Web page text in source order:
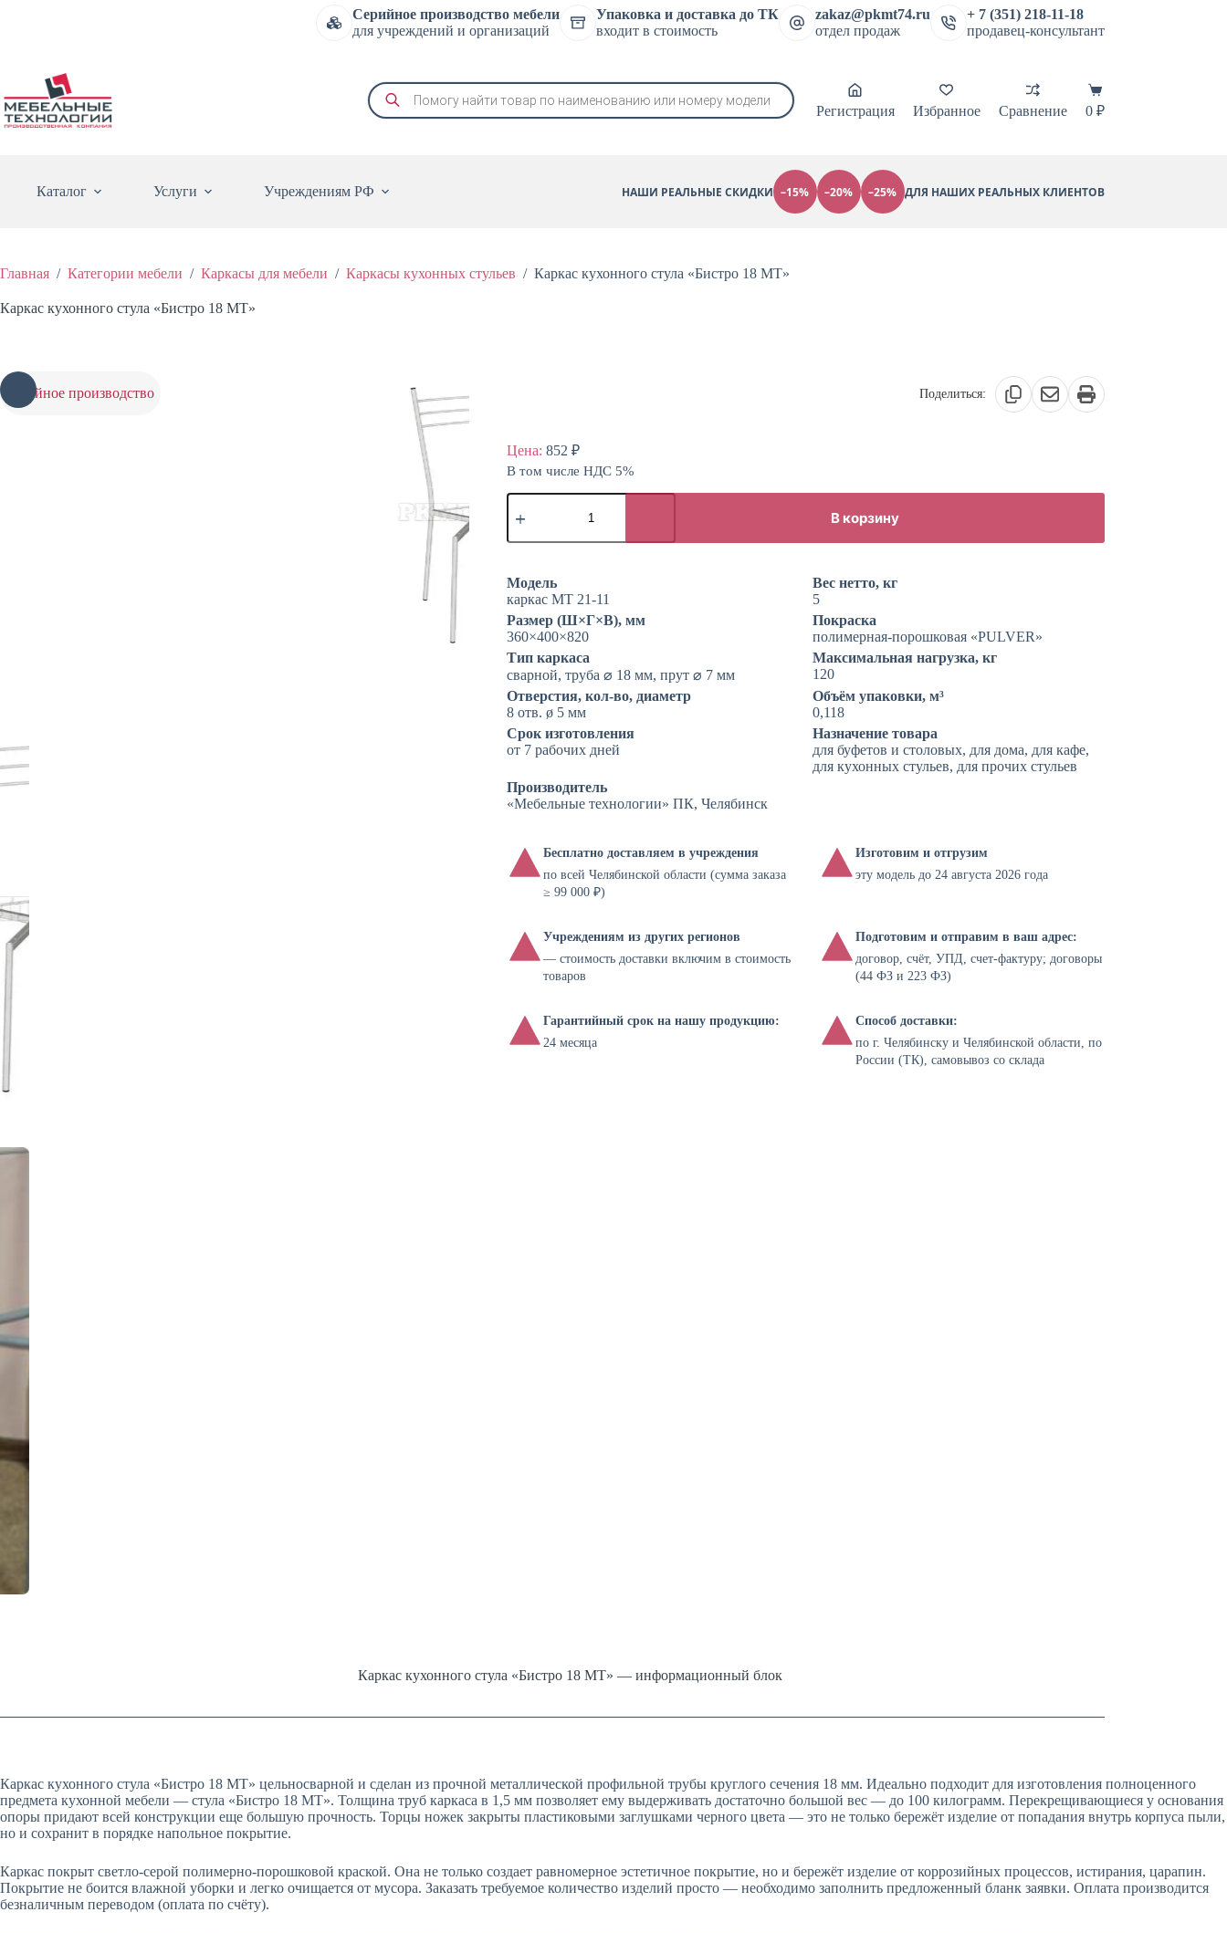
Серийное производство мебели
для учреждений и организаций
Упаковка и доставка до ТК
входит в стоимость
zakaz@pkmt74.ru
отдел продаж
+ 7 (351) 218-11-18
продавец-консультант
Поиск
товаров
Регистрация Избранное Сравнение
Корзина
0 ₽
Каталог Услуги Учреждениям РФ НАШИ РЕАЛЬНЫЕ СКИДКИ –15% –20% –25% ДЛЯ НАШИХ РЕАЛЬНЫХ КЛИЕНТОВ
Главная / Категории мебели / Каркасы для мебели / Каркасы кухонных стульев / Каркас кухонного стула «Бистро 18 МТ»
Каркас кухонного стула «Бистро 18 МТ»
серийное производство Поделиться:
Цена: 852 ₽
В том числе НДС 5%
Количество
товара
кухонного
«Бистро
18
МТ»
В корзину
Модель
каркас МТ 21-11
Вес нетто, кг
5
Размер (Ш×Г×В), мм
360×400×820
Покраска
полимерная-порошковая «PULVER»
Тип каркаса
сварной, труба ⌀ 18 мм, прут ⌀ 7 мм
Максимальная нагрузка, кг
120
Отверстия, кол-во, диаметр
8 отв. ø 5 мм
Объём упаковки, м³
0,118
Срок изготовления
от 7 рабочих дней
Назначение товара
для буфетов и столовых, для дома, для кафе,
для кухонных стульев, для прочих стульев
Производитель
«Мебельные технологии» ПК, Челябинск
Бесплатно доставляем в учреждения
по всей Челябинской области (сумма заказа
≥ 99 000 ₽)
Изготовим и отгрузим
эту модель до 24 августа 2026 года
Учреждениям из других регионов
— стоимость доставки включим в стоимость
товаров
Подготовим и отправим в ваш адрес:
договор, счёт, УПД, счет-фактуру; договоры
(44 ФЗ и 223 ФЗ)
Гарантийный срок на нашу продукцию:
24 месяца
Способ доставки:
по г. Челябинску и Челябинской области, по
России (ТК), самовывоз со склада
Каркас кухонного стула «Бистро 18 МТ» — информационный блок
Каркас кухонного стула «Бистро 18 МТ» цельносварной и сделан из прочной металлической профильной трубы круглого сечения 18 мм. Идеально подходит для изготовления полноценного
предмета кухонной мебели — стула «Бистро 18 МТ». Толщина труб каркаса в 1,5 мм позволяет ему выдерживать достаточно большой вес — до 100 килограмм. Перекрещивающиеся у основания
опоры придают всей конструкции еще большую прочность. Торцы ножек закрыты пластиковыми заглушками черного цвета — это не только бережёт изделие от попадания внутрь корпуса пыли,
но и сохранит в порядке напольное покрытие.
Каркас покрыт светло-серой полимерно-порошковой краской. Она не только создает равномерное эстетичное покрытие, но и бережёт изделие от коррозийных процессов, истирания, царапин.
Покрытие не боится влажной уборки и легко очищается от мусора. Заказать требуемое количество изделий просто — необходимо заполнить предложенный бланк заявки. Оплата производится
безналичным переводом (оплата по счёту).